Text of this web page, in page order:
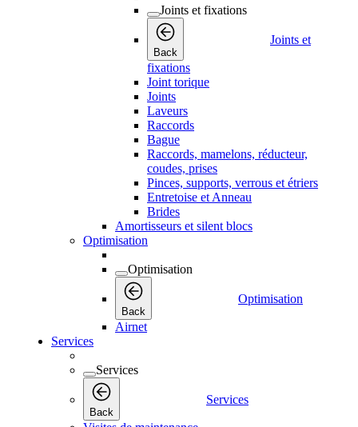
Joints et fixations
Back
Joints et
fixations
Joint torique
Joints
Laveurs
Raccords
Bague
Raccords, mamelons, réducteur,
coudes, prises
Pinces, supports, verrous et étriers
Entretoise et Anneau
Brides
Amortisseurs et silent blocs
Optimisation
Optimisation
Back
Optimisation
Airnet
Services
Services
Back
Services